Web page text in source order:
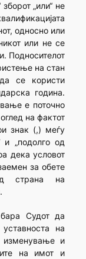
„или“ не
односно или
или не се
Подносителот
на стан
се користи
година.
е поточно
на фактот
знак (,) меѓу
и „подолго од
дека условот
за обете
страна на
бара Судот да
на
изменување и
на имот и